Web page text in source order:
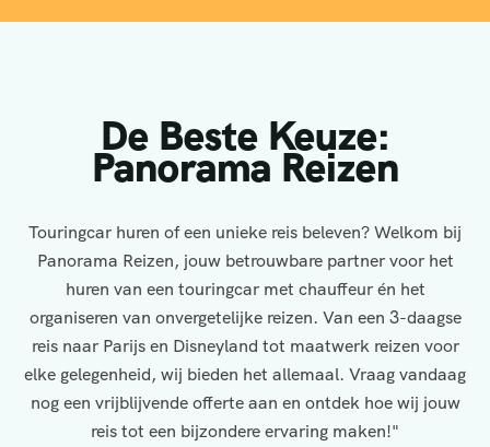
De Beste Keuze:
Panorama Reizen
Touringcar huren of een unieke reis beleven? Welkom bij
Panorama Reizen, jouw betrouwbare partner voor het
huren van een touringcar met chauffeur én het
organiseren van onvergetelijke reizen. Van een 3-daagse
reis naar Parijs en Disneyland tot maatwerk reizen voor
elke gelegenheid, wij bieden het allemaal. Vraag vandaag
nog een vrijblijvende offerte aan en ontdek hoe wij jouw
reis tot een bijzondere ervaring maken!"